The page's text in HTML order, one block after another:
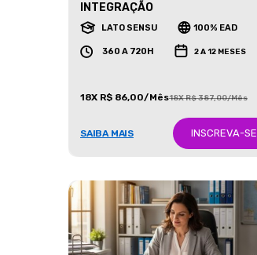
INTEGRAÇÃO
LATO SENSU 100% EAD
360 A 720H 2 A 12 MESES
18X R$ 86,00/Mês18X R$ 387,00/Mês
SAIBA MAIS INSCREVA-SE